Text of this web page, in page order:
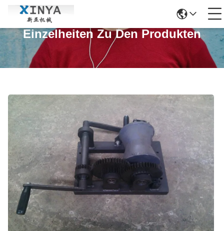
Einzelheiten Zu Den Produkten